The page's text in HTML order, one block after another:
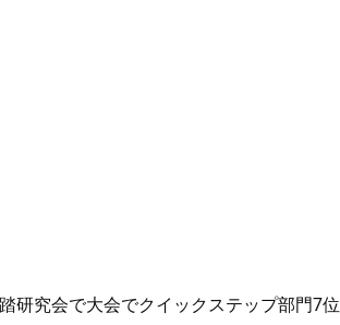
研究会で大会でクイックステップ部門7位